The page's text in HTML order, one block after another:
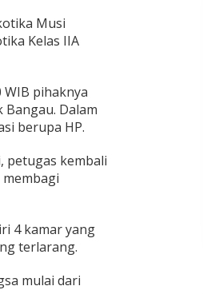
Musi
Kelas IIA
WIB pihaknya
Dalam
berupa HP.
petugas kembali
4 kamar yang
terlarang.
mulai dari